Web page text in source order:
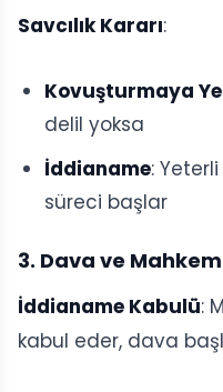
Savcılık Kararı:
Kovuşturmaya
delil yoksa
İddianame:
süreci başlar
3. Dava ve
İddianame Kabulü:
kabul eder, dava